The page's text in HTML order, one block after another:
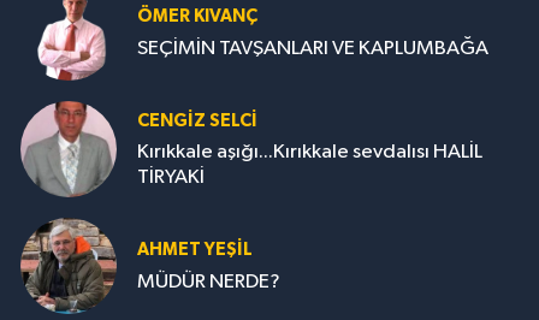
ÖMER KIVANÇ
SEÇİMİN TAVŞANLARI VE KAPLUMBAĞA
CENGİZ SELCİ
Kırıkkale aşığı...Kırıkkale sevdalısı HALİL
TİRYAKİ
AHMET YEŞİL
MÜDÜR NERDE?